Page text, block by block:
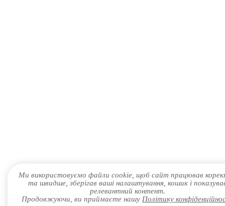
Ми використовуємо файли cookie, щоб сайт працював
та швидше, зберігав ваші налаштування, кошик і
релевантний контент.
Продовжуючи, ви приймаєте нашу Політику